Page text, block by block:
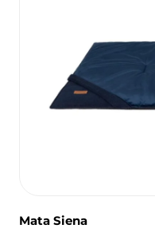
Mata Siena